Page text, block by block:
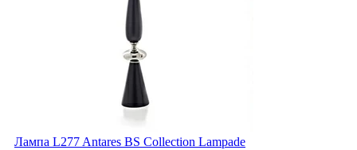
Лампа L277 Antares BS Collection Lampade